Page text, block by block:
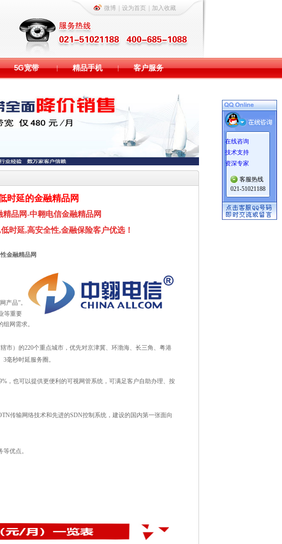
微博 设为首页 加入收藏
5G宽带 | 精品手机 | 客户服务
时延的金融精品网
品网-中翱电信金融精品网
时延,高安全性,金融保险客户优选！
金融精品网
产品”。
等重要
网需求。
市）的220个重点城市，优先对京津冀、环渤海、长三角、粤港
毫秒时延服务圈。
，也可以提供更便利的可视网管系统，可满足客户自助办理、按
传输网络技术和先进的SDN控制系统，建设的国内第一张面向
优点。
在线咨询
技术支持
资深专家
客服热线
021-51021188